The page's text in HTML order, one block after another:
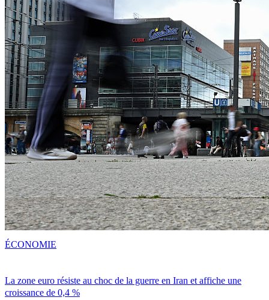
La zone euro résiste au choc de la guerre en Iran et affiche une
croissance de 0,4 %
ÉCONOMIE